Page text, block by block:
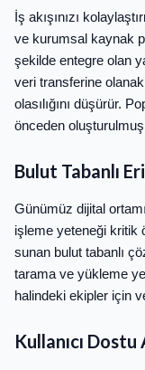
İş akışınızı
ve kurumsal kaynak
şekilde entegre olan
veri transferine
olasılığını düşürür.
önceden
Bulut Tabanlı
Günümüz dijital
işleme yeteneği kritik
sunan bulut tabanlı
tarama ve yükleme
halindeki ekipler için
Kullanıcı